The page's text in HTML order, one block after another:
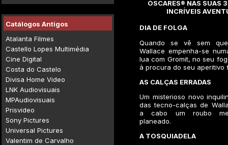
Catálogos Antigos
Atalanta Filmes
Castello Lopes Multimédia
Cine Digital
Costa do Castelo
Divisa Home Video
LNK Audiovisuais
MPAudiovisuais
Prisvideo
Sony Pictures
Universal Pictures
Valentim de Carvalho
ÓSCARES® NAS SUAS
INCRÍVEIS
DIA DE FOLGA
Quando se vê sem
Wallace empenha-se
lua com Gromit, no seu
à procura do seu aperitivo
AS CALÇAS ERRADAS
Um misterioso novo
das tecno-calças de
a cabo um roubo
planeado.
A TOSQUIADELA